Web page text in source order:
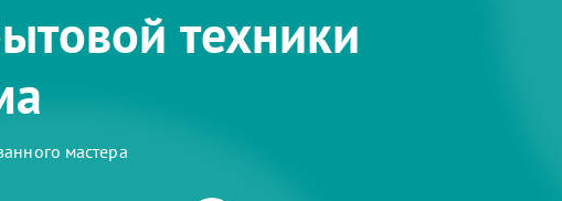
техники
мастера